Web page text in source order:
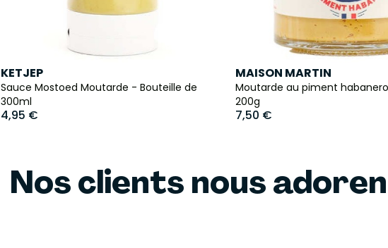
KETJEP
Sauce Mostoed Moutarde - Bouteille de
300ml
4,95 €
MAISON MARTIN
Moutarde au piment
200g
7,50 €
Nos clients nous